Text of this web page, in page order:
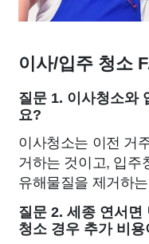
이사/입주 청소
질문 1. 이사청소와
요?
이사청소는 이전 거
거하는 것이고, 입주
유해물질을 제거하
질문 2. 세종 연서면
청소 경우 추가 비